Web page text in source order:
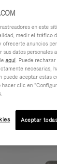
en este
medir el tráfico
ofrecerte anuncios
datos personales
aquí. Puede
necesarias,
puede aceptar estas
hacer clic en
Aceptar